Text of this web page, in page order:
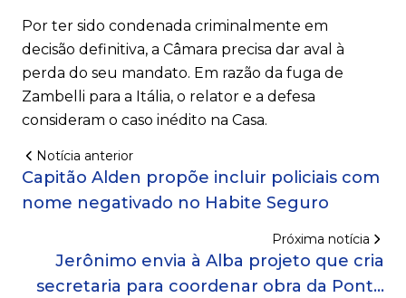
Por ter sido condenada criminalmente em
decisão definitiva, a Câmara precisa dar aval à
perda do seu mandato. Em razão da fuga de
Zambelli para a Itália, o relator e a defesa
consideram o caso inédito na Casa.
Notícia anterior
Capitão Alden propõe incluir policiais com
nome negativado no Habite Seguro
Próxima notícia
Jerônimo envia à Alba projeto que cria
secretaria para coordenar obra da Ponte